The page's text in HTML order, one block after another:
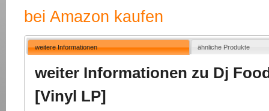
bei Amazon kaufen
weitere Informationen ähnliche Produkte
weiter Informationen zu Dj
[Vinyl LP]